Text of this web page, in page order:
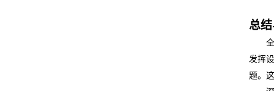
总
发挥
题。